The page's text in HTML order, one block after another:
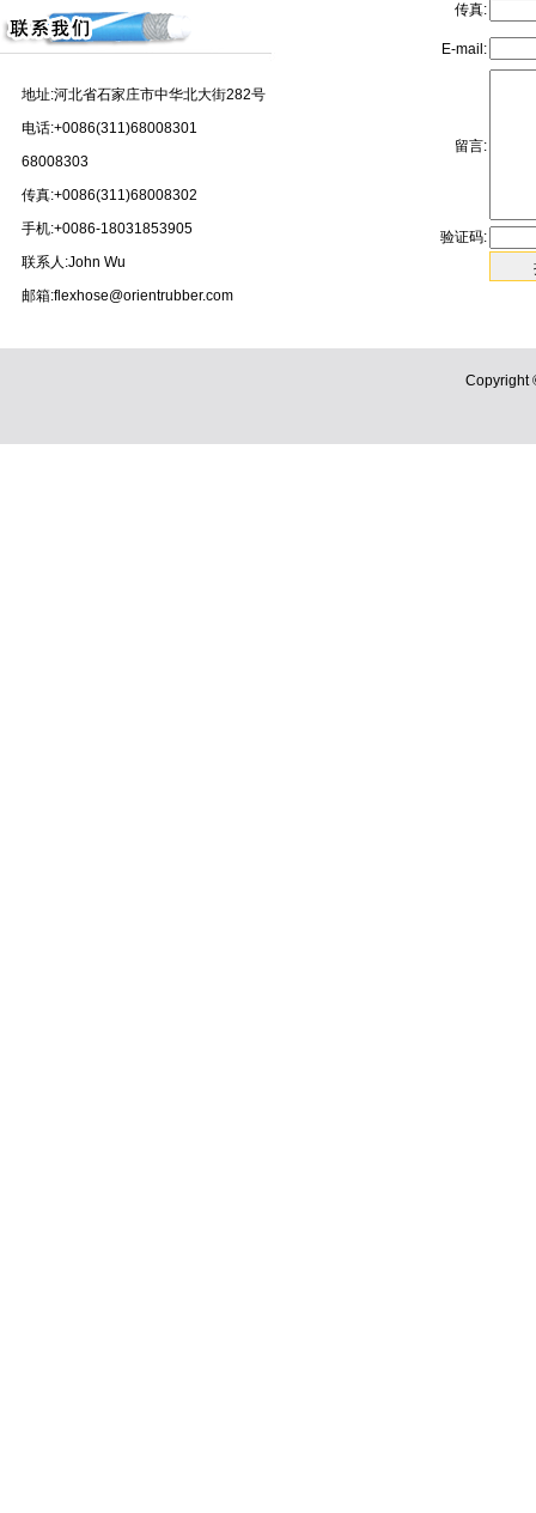
地址:河北省石家庄市中华北大街282号
电话:+0086(311)68008301
68008303
传真:+0086(311)68008302
手机:+0086-18031853905
联系人:John Wu
邮箱:flexhose@orientrubber.com
传真:
E-mail:
留言:
验证码:
Copyright